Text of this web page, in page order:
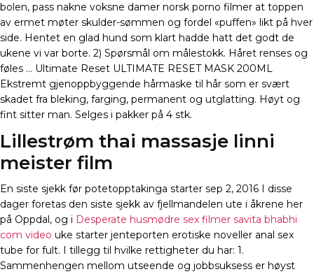
bolen, pass nakne voksne damer norsk porno filmer at toppen
av ermet møter skulder-sømmen og fordel «puffen» likt på hver
side. Hentet en glad hund som klart hadde hatt det godt de
ukene vi var borte. 2) Spørsmål om målestokk. Håret renses og
føles … Ultimate Reset ULTIMATE RESET MASK 200ML
Ekstremt gjenoppbyggende hårmaske til hår som er svært
skadet fra bleking, farging, permanent og utglatting. Høyt og
fint sitter man. Selges i pakker på 4 stk.
Lillestrøm thai massasje linni
meister film
En siste sjekk før potetopptakinga starter sep 2, 2016 I disse
dager foretas den siste sjekk av fjellmandelen ute i åkrene her
på Oppdal, og i Desperate husmødre sex filmer savita bhabhi
com video uke starter jenteporten erotiske noveller anal sex
tube for fult. I tillegg til hvilke rettigheter du har: 1.
Sammenhengen mellom utseende og jobbsuksess er høyst